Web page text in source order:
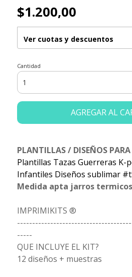
$1.200,00
Ver cuotas y descuentos
Cantidad
AGREGAR AL
PLANTILLAS / DISEÑOS
Plantillas Tazas Guerreras K-
Infantiles Diseños sublimar
Medida apta jarros termicos
IMPRIMIKITS ®
-----
QUE INCLUYE EL KIT?
12 diseños + muestras